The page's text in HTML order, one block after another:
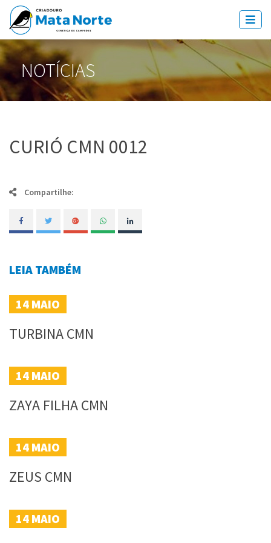
NOTÍCIAS
CURIÓ CMN 0012
Compartilhe:
LEIA TAMBÉM
14 MAIO
TURBINA CMN
14 MAIO
ZAYA FILHA CMN
14 MAIO
ZEUS CMN
14 MAIO